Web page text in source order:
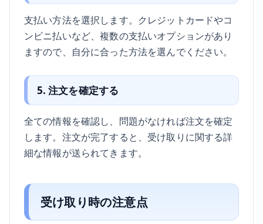
支払い方法を選択します。クレジットカードやコ
ンビニ払いなど、複数の支払いオプションがあり
ますので、自分に合った方法を選んでください。
5. 注文を確定する
全ての情報を確認し、問題がなければ注文を確定
します。注文が完了すると、受け取りに関する詳
細な情報が送られてきます。
受け取り時の注意点